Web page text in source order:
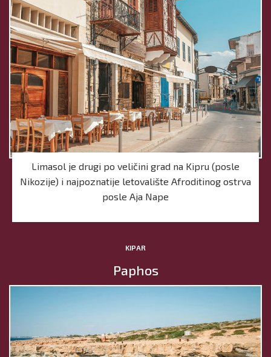
Limasol je drugi po veličini grad na Kipru (posle
Nikozije) i najpoznatije letovalište Afroditinog ostrva
posle Aja Nape
KIPAR
Paphos